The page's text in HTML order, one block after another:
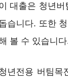
대출은 청년
습니다. 또한
볼 수 있습니
년전용 버팀목